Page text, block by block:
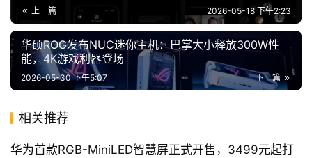
上一篇 2026-05-18 下午2:23
华硕ROG发布NUC迷你主机：巴掌大小释放300W性
能，4K游戏利器登场
下一篇
2026-05-30 下午5:07
相关推荐
华为首款RGB-MiniLED智慧屏正式开售，3499元起打